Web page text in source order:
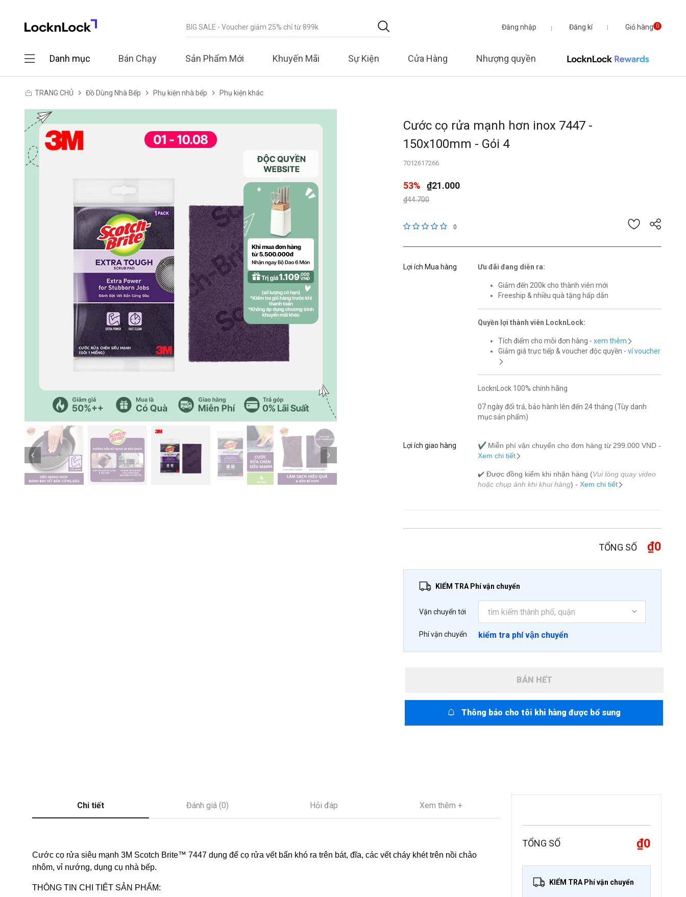
Đăng nhập Đăng kí Giỏ hàng 0
Danh mục Bán Chạy Sản Phẩm Mới Khuyến Mãi Sự Kiện Cửa Hàng Nhượng quyền
TRANG CHỦ Đồ Dùng Nhà Bếp Phụ kiện nhà bếp Phụ kiện khác
Trang trước Kế tiếp
Cước cọ rửa mạnh hơn inox 7447 -
150x100mm - Gói 4
7012617266
53% ₫21.000
Giá giảm xuống từ
₫44.700đến
4,2 trên đánh giá của 5 khách hàng
0
Lợi ích Mua hàng Ưu đãi đang diễn ra:
Giảm đến 200k cho thành viên mới
Freeship & nhiều quà tặng hấp dẫn
Quyền lợi thành viên LocknLock:
Tích điểm cho mỗi đơn hàng - xem thêm
Giảm giá trực tiếp & voucher độc quyền - ví voucher
LocknLock 100% chính hãng
07 ngày đổi trả, bảo hành lên đến 24 tháng (Tùy danh
mục sản phẩm)
Lợi ích giao hàng ✔️ Miễn phí vận chuyển cho đơn hàng từ 299.000 VND -
Xem chi tiết
✔️ Được đồng kiểm khi nhận hàng (Vui lòng quay video
hoặc chụp ảnh khi khui hàng) - Xem chi tiết
TỔNG SỐ ₫0
KIỂM TRA Phí vận chuyển
Vận chuyển tới
Phí vận chuyển kiểm tra phí vận chuyển
BÁN HẾT
Thông báo cho tôi khi hàng được bổ sung
Chi tiết Đánh giá (0) Hỏi đáp Xem thêm +
Cước cọ rửa siêu mạnh 3M Scotch Brite™ 7447 dụng để cọ rửa vết bẩn khó ra trên bát, đĩa, các vết cháy khét trên nồi chảo
nhôm, vỉ nướng, dụng cụ nhà bếp.
THÔNG TIN CHI TIẾT SẢN PHẨM:
TỔNG SỐ ₫0
KIỂM TRA Phí vận chuyển